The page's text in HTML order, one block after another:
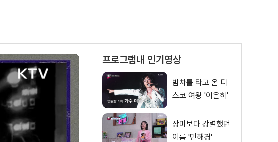
프로그램내 인기영상
밤차를 타고 온 디
스코 여왕 '이은하'
장미보다 강렬했던
이름 '민해경'